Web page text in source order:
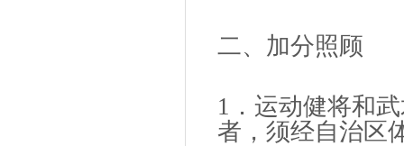
二、加分照顾
1．运动健将和
者，须经自治区